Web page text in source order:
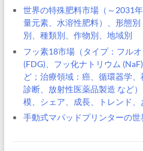
世界の特殊肥料市場（～2031
量元素、水溶性肥料）、形態
別、種類別、作物別、地域別
フッ素18市場（タイプ：フル
(FDG)、フッ化ナトリウム
ど；治療領域：癌、循環器学
診断、放射性医薬品製造 など
模、シェア、成長、トレンド
手動式マパッドプリンターの世